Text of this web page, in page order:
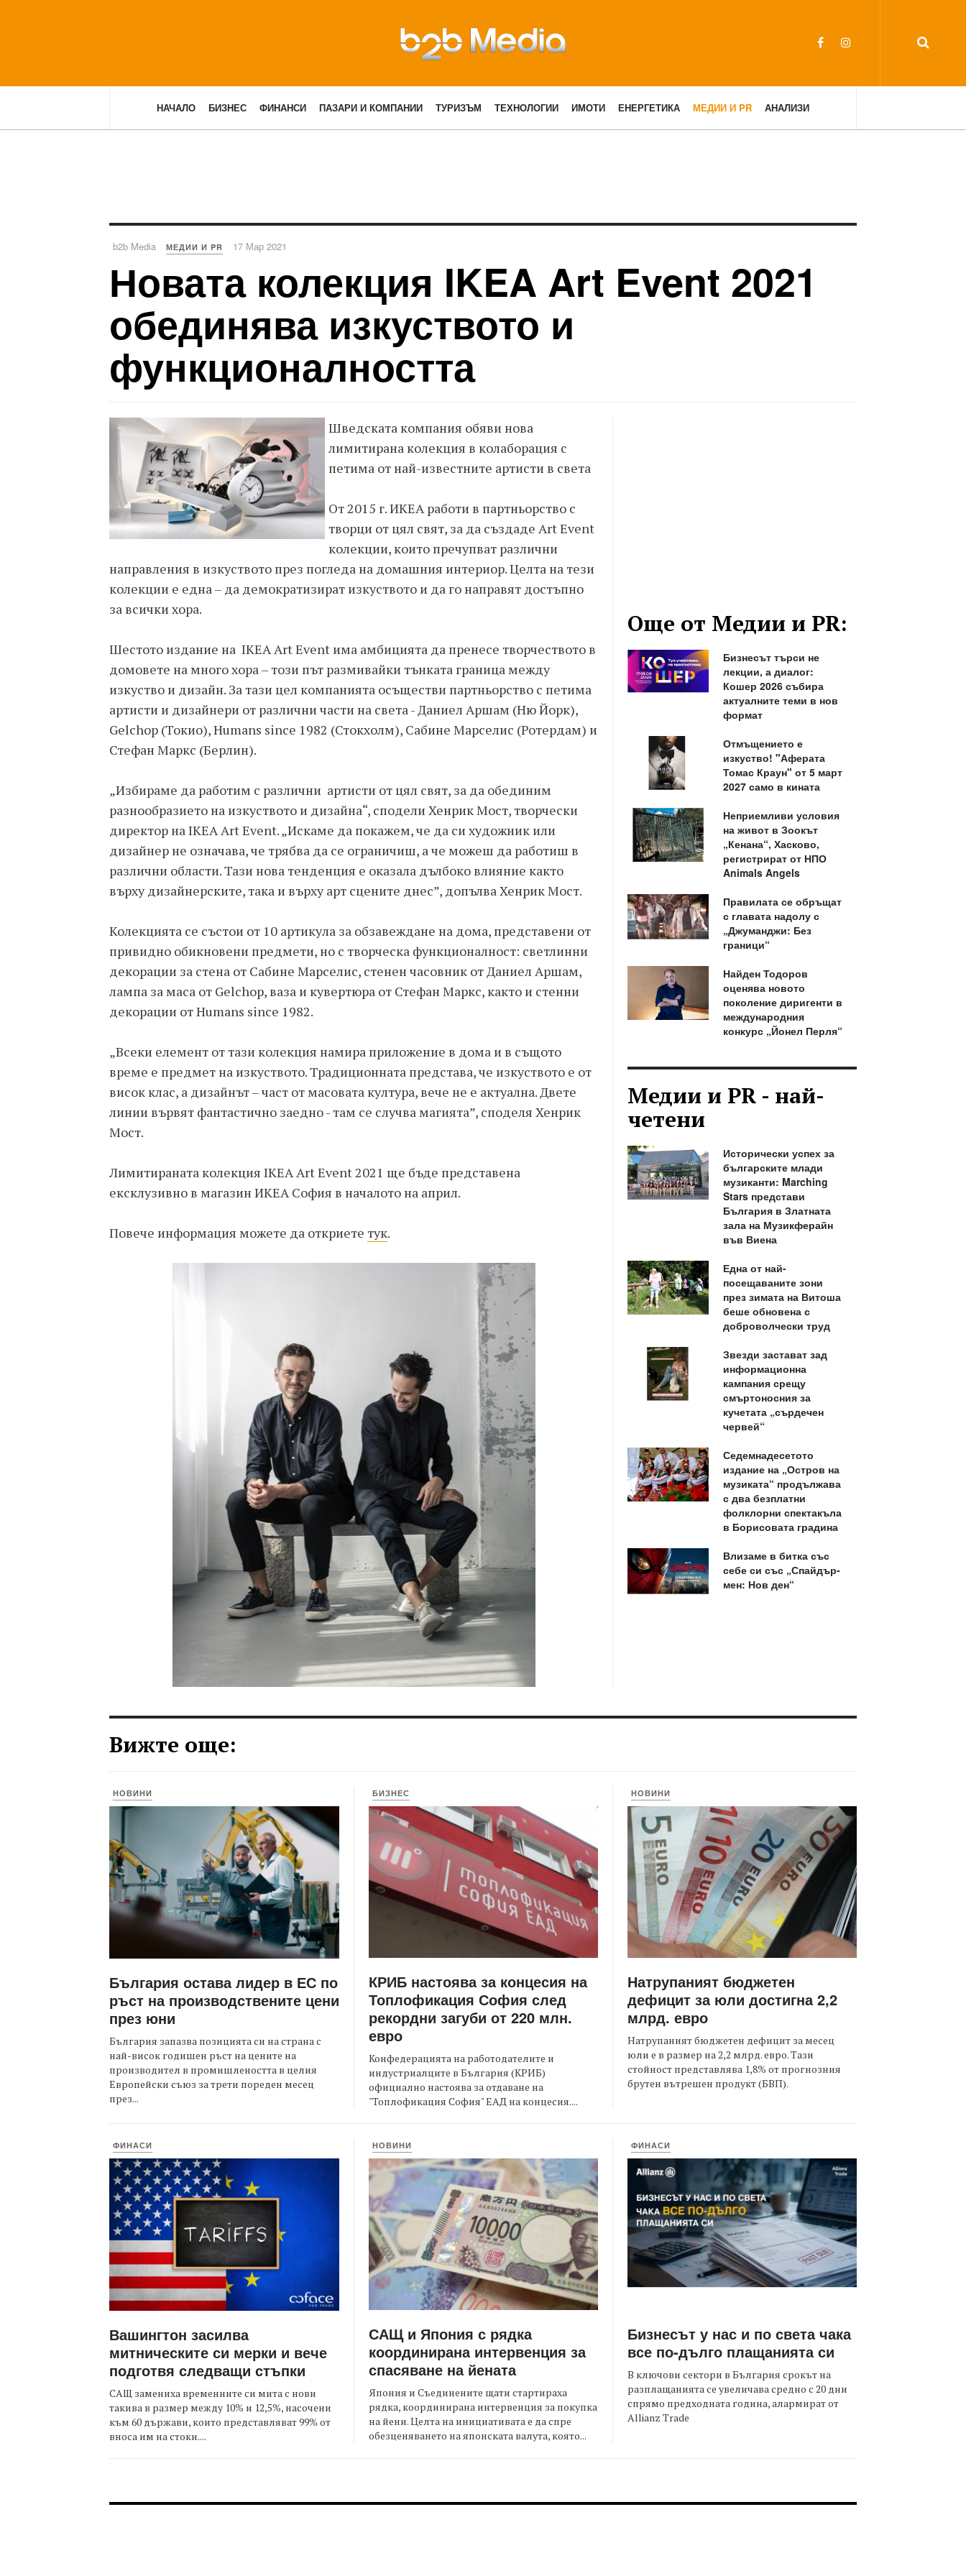
НАЧАЛО БИЗНЕС ФИНАНСИ ПАЗАРИ И КОМПАНИИ ТУРИЗЪМ ТЕХНОЛОГИИ ИМОТИ ЕНЕРГЕТИКА МЕДИИ И PR АНАЛИЗИ
b2b Media МЕДИИ И PR 17 Мар 2021
Новата колекция IKEA Art Event 2021
обединява изкуството и
функционалността
Шведската компания обяви нова
лимитирана колекция в колаборация с
петима от най-известните артисти в света
От 2015 г. ИКЕА работи в партньорство с
творци от цял свят, за да създаде Art Event
колекции, които пречупват различни
направления в изкуството през погледа на домашния интериор. Целта на тези
колекции е една – да демократизират изкуството и да го направят достъпно
за всички хора.
Шестото издание на IKEA Art Event има амбицията да пренесе творчеството в
домовете на много хора – този път размивайки тънката граница между
изкуство и дизайн. За тази цел компанията осъществи партньорство с петима
артисти и дизайнери от различни части на света - Даниел Аршам (Ню Йорк),
Gelchop (Токио), Humans since 1982 (Стокхолм), Сабине Марселис (Ротердам) и
Стефан Маркс (Берлин).
„Избираме да работим с различни артисти от цял свят, за да обединим
разнообразието на изкуството и дизайна“, сподели Хенрик Мост, творчески
директор на IKEA Art Event. „Искаме да покажем, че да си художник или
дизайнер не означава, че трябва да се ограничиш, а че можеш да работиш в
различни области. Тази нова тенденция е оказала дълбоко влияние както
върху дизайнерските, така и върху арт сцените днес”, допълва Хенрик Мост.
Колекцията се състои от 10 артикула за обзавеждане на дома, представени от
привидно обикновени предмети, но с творческа функционалност: светлинни
декорации за стена от Сабине Марселис, стенен часовник от Даниел Аршам,
лампа за маса от Gelchop, ваза и кувертюра от Стефан Маркс, както и стенни
декорации от Humans since 1982.
„Всеки елемент от тази колекция намира приложение в дома и в същото
време е предмет на изкуството. Традиционната представа, че изкуството е от
висок клас, а дизайнът – част от масовата култура, вече не е актуална. Двете
линии вървят фантастично заедно - там се случва магията”, споделя Хенрик
Мост.
Лимитираната колекция IKEA Art Event 2021 ще бъде представена
ексклузивно в магазин ИКЕА София в началото на април.
Повече информация можете да откриете тук.
Още от Медии и PR:
Бизнесът търси не
лекции, а диалог:
Кошер 2026 събира
актуалните теми в нов
формат
Отмъщението е
изкуство! "Аферата
Томас Краун" от 5 март
2027 само в кината
Неприемливи условия
на живот в Зоокът
„Кенана“, Хасково,
регистрират от НПО
Animals Angels
Правилата се обръщат
с главата надолу с
„Джуманджи: Без
граници“
Найден Тодоров
оценява новото
поколение диригенти в
международния
конкурс „Йонел Перля“
Медии и PR - най-
четени
Исторически успех за
българските млади
музиканти: Marching
Stars представи
България в Златната
зала на Музикферайн
във Виена
Една от най-
посещаваните зони
през зимата на Витоша
беше обновена с
доброволчески труд
Звезди застават зад
информационна
кампания срещу
смъртоносния за
кучетата „сърдечен
червей“
Седемнадесетото
издание на „Остров на
музиката“ продължава
с два безплатни
фолклорни спектакъла
в Борисовата градина
Влизаме в битка със
себе си със „Спайдър-
мен: Нов ден“
Вижте още:
НОВИНИ
България остава лидер в ЕС по
ръст на производствените цени
през юни
България запазва позицията си на страна с
най-висок годишен ръст на цените на
производител в промишлеността в целия
Европейски съюз за трети пореден месец
през...
БИЗНЕС
КРИБ настоява за концесия на
Топлофикация София след
рекордни загуби от 220 млн.
евро
Конфедерацията на работодателите и
индустриалците в България (КРИБ)
официално настоява за отдаване на
"Топлофикация София" ЕАД на концесия....
НОВИНИ
Натрупаният бюджетен
дефицит за юли достигна 2,2
млрд. евро
Натрупаният бюджетен дефицит за месец
юли е в размер на 2,2 млрд. евро. Тази
стойност представлява 1,8% от прогнозния
брутен вътрешен продукт (БВП).
ФИНАСИ
Вашингтон засилва
митническите си мерки и вече
подготвя следващи стъпки
САЩ замениха временните си мита с нови
такива в размер между 10% и 12,5%, насочени
към 60 държави, които представляват 99% от
вноса им на стоки....
НОВИНИ
САЩ и Япония с рядка
координирана интервенция за
спасяване на йената
Япония и Съединените щати стартираха
рядка, координирана интервенция за покупка
на йени. Целта на инициативата е да спре
обезценяването на японската валута, която...
ФИНАСИ
Бизнесът у нас и по света чака
все по-дълго плащанията си
В ключови сектори в България срокът на
разплащанията се увеличава средно с 20 дни
спрямо предходната година, алармират от
Allianz Trade